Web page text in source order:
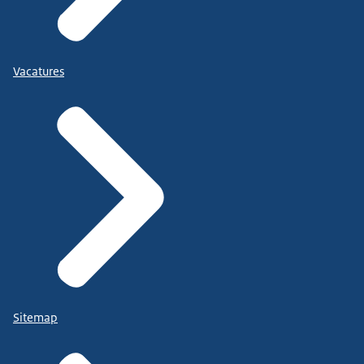
Vacatures
Sitemap